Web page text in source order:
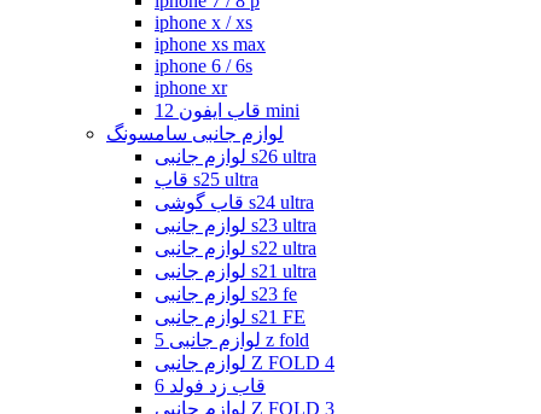
iphone x / xs
iphone xs max
iphone 6 / 6s
iphone xr
قاب ایفون 12 mini
لوازم جانبی سامسونگ
لوازم جانبی s26 ultra
قاب s25 ultra
قاب گوشی s24 ultra
لوازم جانبی s23 ultra
لوازم جانبی s22 ultra
لوازم جانبی s21 ultra
لوازم جانبی s23 fe
لوازم جانبی s21 FE
لوازم جانبی 5 z fold
لوازم جانبی Z FOLD 4
قاب زد فولد 6
لوازم جانبی Z FOLD 3